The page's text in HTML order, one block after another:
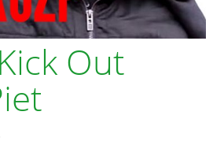
Out